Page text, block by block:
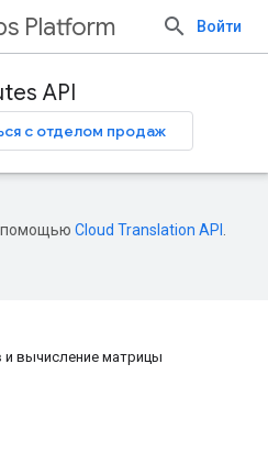
Platform Войти
API
с отделом продаж
помощью Cloud Translation API
вычисление матрицы